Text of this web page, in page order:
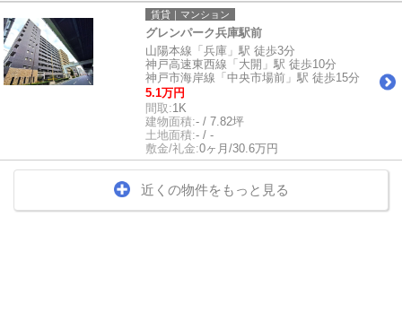
賃貸｜マンション
グレンパーク兵庫駅前
山陽本線「兵庫」駅 徒歩3分
神戸高速東西線「大開」駅 徒歩10分
神戸市海岸線「中央市場前」駅 徒歩15分
5.1万円
間取:1K
建物面積:- / 7.82坪
土地面積:- / -
敷金/礼金:0ヶ月/30.6万円
近くの物件をもっと見る